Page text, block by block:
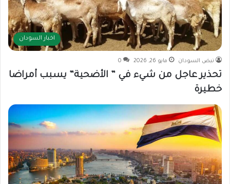
اخبار السودان
نبض السودان مايو 26, 2026 0
تحذير عاجل من شيء في ” الأضحية” يسبب أمراضا
خطيرة